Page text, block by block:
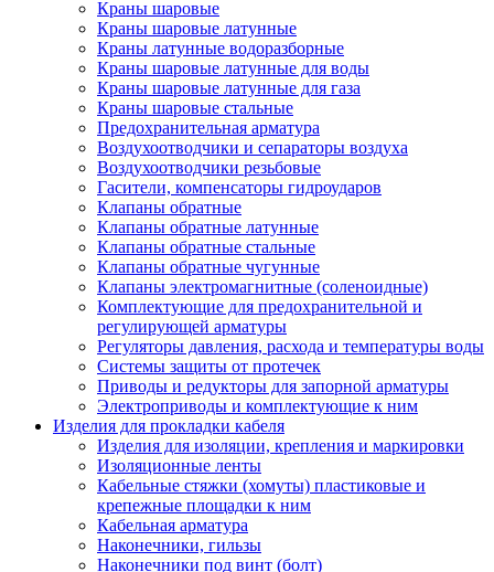
Краны шаровые
Краны шаровые латунные
Краны латунные водоразборные
Краны шаровые латунные для воды
Краны шаровые латунные для газа
Краны шаровые стальные
Предохранительная арматура
Воздухоотводчики и сепараторы воздуха
Воздухоотводчики резьбовые
Гасители, компенсаторы гидроударов
Клапаны обратные
Клапаны обратные латунные
Клапаны обратные стальные
Клапаны обратные чугунные
Клапаны электромагнитные (соленоидные)
Комплектующие для предохранительной и
регулирующей арматуры
Регуляторы давления, расхода и температуры воды
Системы защиты от протечек
Приводы и редукторы для запорной арматуры
Электроприводы и комплектующие к ним
Изделия для прокладки кабеля
Изделия для изоляции, крепления и маркировки
Изоляционные ленты
Кабельные стяжки (хомуты) пластиковые и
крепежные площадки к ним
Кабельная арматура
Наконечники, гильзы
Наконечники под винт (болт)